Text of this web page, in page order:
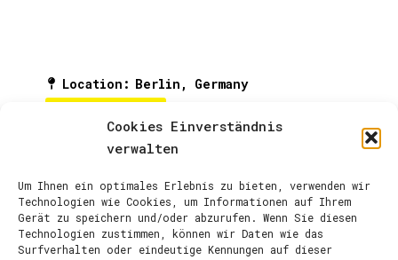
Cookies Einverständnis
verwalten
Um Ihnen ein optimales Erlebnis zu bieten, verwenden wir
Technologien wie Cookies, um Informationen auf Ihrem
Gerät zu speichern und/oder abzurufen. Wenn Sie diesen
Technologien zustimmen, können wir Daten wie das
Surfverhalten oder eindeutige Kennungen auf dieser
Location : Berlin, Germany